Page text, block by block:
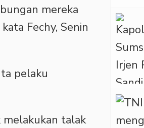
mereka
Fechy, Senin
pelaku
talak